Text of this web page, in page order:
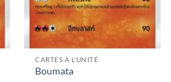
CARTES À L'UNITÉ
Boumata